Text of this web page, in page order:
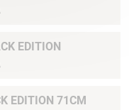
EDITION
692 BLACK EDITION 71CM